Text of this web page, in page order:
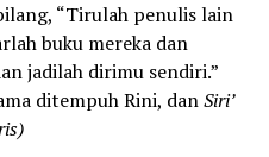
“Tirulah penulis lain
buku mereka dan
jadilah dirimu sendiri.”
ditempuh Rini, danSiri’